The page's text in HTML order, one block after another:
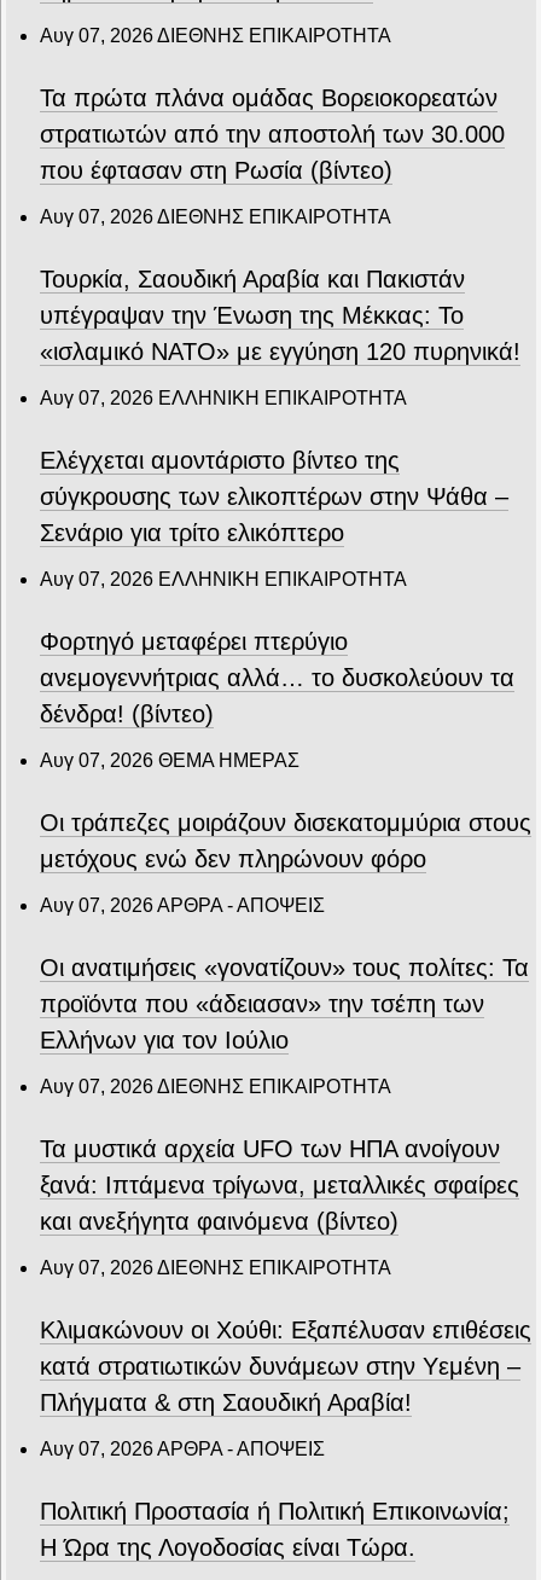
Αυγ 07, 2026ΔΙΕΘΝΗΣ ΕΠΙΚΑΙΡΟΤΗΤΑ
Τα πρώτα πλάνα ομάδας Βορειοκορεατών
στρατιωτών από την αποστολή των 30.000
που έφτασαν στη Ρωσία (βίντεο)
Αυγ 07, 2026ΔΙΕΘΝΗΣ ΕΠΙΚΑΙΡΟΤΗΤΑ
Τουρκία, Σαουδική Αραβία και Πακιστάν
υπέγραψαν την Ένωση της Μέκκας: Το
«ισλαμικό ΝΑΤΟ» με εγγύηση 120 πυρηνικά!
Αυγ 07, 2026 ΕΛΛΗΝΙΚΗ ΕΠΙΚΑΙΡΟΤΗΤΑ
Ελέγχεται αμοντάριστο βίντεο της
σύγκρουσης των ελικοπτέρων στην Ψάθα –
Σενάριο για τρίτο ελικόπτερο
Αυγ 07, 2026 ΕΛΛΗΝΙΚΗ ΕΠΙΚΑΙΡΟΤΗΤΑ
Φορτηγό μεταφέρει πτερύγιο
ανεμογεννήτριας αλλά… το δυσκολεύουν τα
δένδρα! (βίντεο)
Αυγ 07, 2026 ΘΕΜΑ ΗΜΕΡΑΣ
Οι τράπεζες μοιράζουν δισεκατομμύρια στους
μετόχους ενώ δεν πληρώνουν φόρο
Αυγ 07, 2026ΑΡΘΡΑ - ΑΠΟΨΕΙΣ
Οι ανατιμήσεις «γονατίζουν» τους πολίτες: Τα
προϊόντα που «άδειασαν» την τσέπη των
Ελλήνων για τον Ιούλιο
Αυγ 07, 2026ΔΙΕΘΝΗΣ ΕΠΙΚΑΙΡΟΤΗΤΑ
Τα μυστικά αρχεία UFO των ΗΠΑ ανοίγουν
ξανά: Ιπτάμενα τρίγωνα, μεταλλικές σφαίρες
και ανεξήγητα φαινόμενα (βίντεο)
Αυγ 07, 2026ΔΙΕΘΝΗΣ ΕΠΙΚΑΙΡΟΤΗΤΑ
Κλιμακώνουν οι Χούθι: Eξαπέλυσαν επιθέσεις
κατά στρατιωτικών δυνάμεων στην Υεμένη –
Πλήγματα & στη Σαουδική Αραβία!
Αυγ 07, 2026ΑΡΘΡΑ - ΑΠΟΨΕΙΣ
Πολιτική Προστασία ή Πολιτική Επικοινωνία;
Η Ώρα της Λογοδοσίας είναι Τώρα.